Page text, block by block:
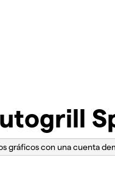
gráficos con una cuenta